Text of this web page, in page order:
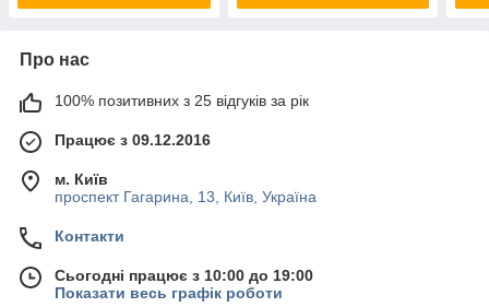
Про нас
100% позитивних з 25 відгуків за рік
Працює з 09.12.2016
м. Київ
проспект Гагарина, 13, Київ, Україна
Контакти
Сьогодні працює з 10:00 до 19:00
Показати весь графік роботи